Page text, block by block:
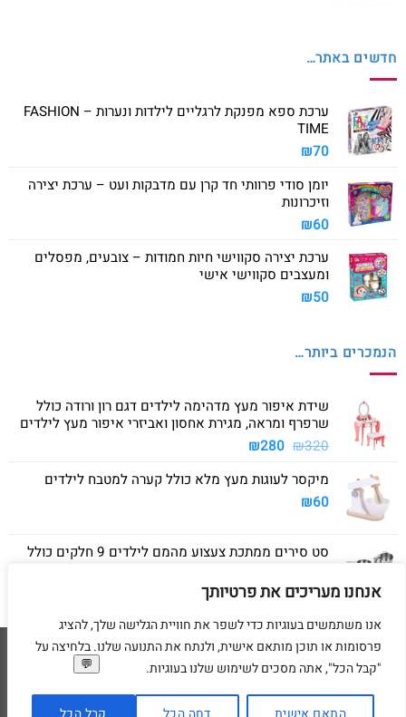
אנחנו מעריכים את פרטיותך
אנו משתמשים בעוגיות כדי לשפר את חוויית הגלישה שלך, להציג
פרסומות או תוכן מותאם אישית, ולנתח את התנועה שלנו. בלחיצה על
"קבל הכל", אתה מסכים לשימוש שלנו בעוגיות.
חדשים באתר…
ערכת ספא מפנקת לרגליים לילדות ונערות – FASHION
TIME
₪70
יומן סודי פרוותי חד קרן עם מדבקות ועט – ערכת יצירה
וזיכרונות
₪60
ערכת יצירה סקווישי חיות חמודות – צובעים, מפסלים
ומעצבים סקווישי אישי
₪50
הנמכרים ביותר…
שידת איפור מעץ מדהימה לילדים דגם רון ורודה כולל
שרפרף ומראה, מגירת אחסון ואביזרי איפור מעץ לילדים
₪320
המחיר
היה:
₪280 המחיר
הוא:
מיקסר לעוגות מעץ מלא כולל קערה למטבח לילדים
₪60
סט סירים ממתכת צעצוע מהמם לילדים 9 חלקים כולל
₪40
Visa
MasterCard
American
Express
Visa
דף הבית מדיניות משלוחים מדיניות החזרת מוצרים תקנון מדיניות פרטיות
בקשת מחיקת פרטים אישיים